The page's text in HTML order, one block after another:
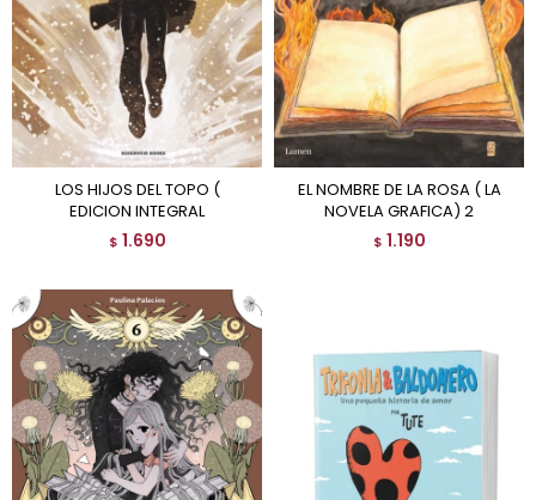
LOS HIJOS DEL TOPO (
EDICION INTEGRAL
$ 1.690
EL NOMBRE DE LA ROSA ( LA
NOVELA GRAFICA) 2
$ 1.190